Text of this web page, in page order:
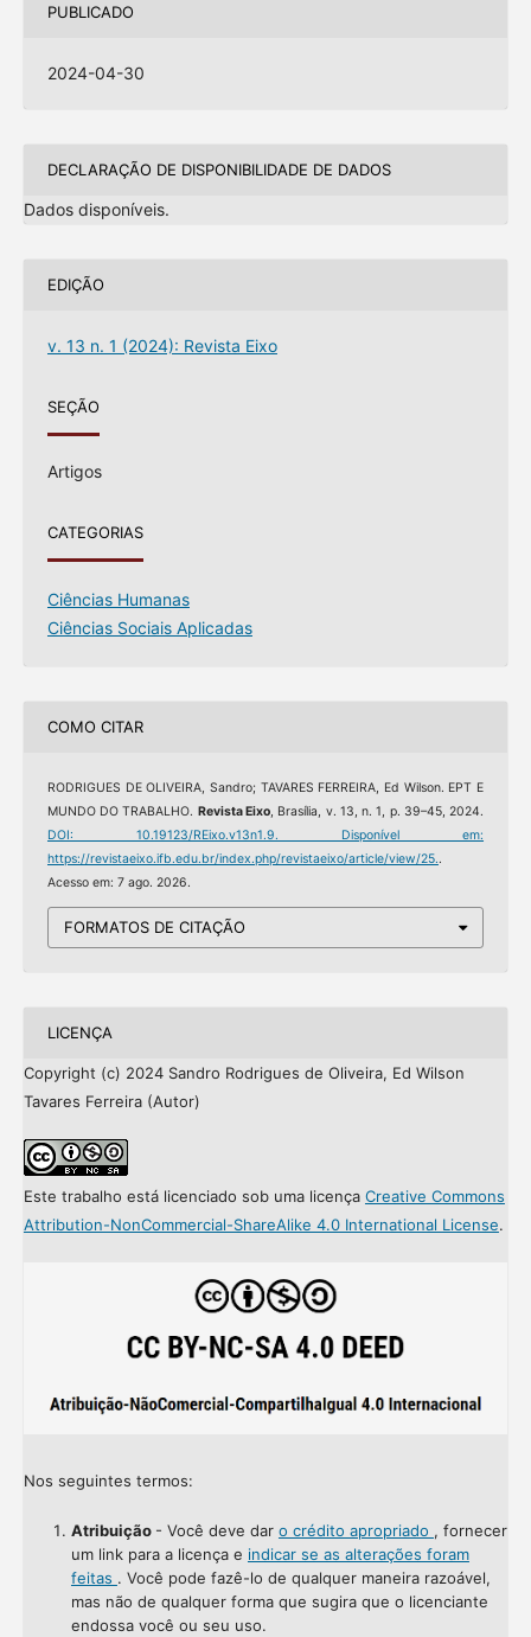
PUBLICADO
2024-04-30
DECLARAÇÃO DE DISPONIBILIDADE DE DADOS
Dados disponíveis.
EDIÇÃO
v. 13 n. 1 (2024): Revista Eixo
SEÇÃO
Artigos
CATEGORIAS
Ciências Humanas
Ciências Sociais Aplicadas
COMO CITAR
RODRIGUES DE OLIVEIRA, Sandro; TAVARES FERREIRA, Ed Wilson. EPT E
MUNDO DO TRABALHO. Revista Eixo, Brasília, v. 13, n. 1, p. 39–45, 2024.
DOI: 10.19123/REixo.v13n1.9. Disponível em:
https://revistaeixo.ifb.edu.br/index.php/revistaeixo/article/view/25..
Acesso em: 7 ago. 2026.
FORMATOS DE CITAÇÃO
LICENÇA
Copyright (c) 2024 Sandro Rodrigues de Oliveira, Ed Wilson
Tavares Ferreira (Autor)
Este trabalho está licenciado sob uma licença Creative Commons
Attribution-NonCommercial-ShareAlike 4.0 International License.
Nos seguintes termos:
Atribuição - Você deve dar o crédito apropriado , fornecer
um link para a licença e indicar se as alterações foram
feitas . Você pode fazê-lo de qualquer maneira razoável,
mas não de qualquer forma que sugira que o licenciante
endossa você ou seu uso.